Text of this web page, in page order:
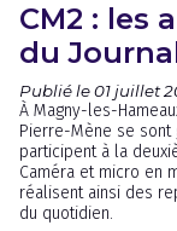
CM2 : les
du
Publié le 01 juillet
À Magny-les-
Pierre-Mène se
participent à la
Caméra et micro en
réalisent ainsi des
du quotidien.